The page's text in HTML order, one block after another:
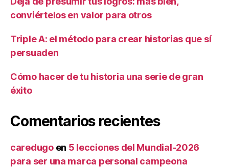
conviértelos en valor para otros
Triple A: el método para crear historias que sí
persuaden
Cómo hacer de tu historia una serie de gran
éxito
Comentarios recientes
caredugoen 5 lecciones del Mundial-2026
para ser una marca personal campeona